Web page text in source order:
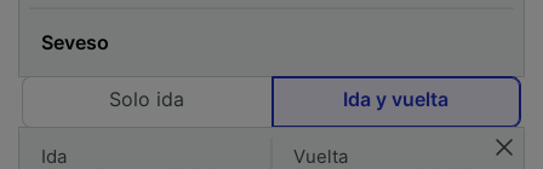
Solo ida Ida y vuelta
Ida Vuelta